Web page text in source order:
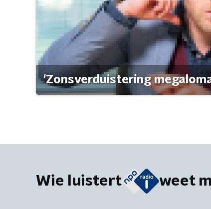
'Zonsverduistering
Wie luistert weet